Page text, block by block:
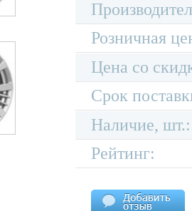
Розничная
Цена со
Срок
Наличие, шт.:
Рейтинг: